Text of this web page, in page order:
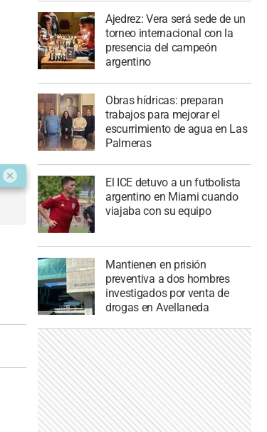
Ajedrez: Vera será sede de un
torneo internacional con la
presencia del campeón
argentino
Obras hídricas: preparan
trabajos para mejorar el
escurrimiento de agua en Las
Palmeras
El ICE detuvo a un futbolista
argentino en Miami cuando
viajaba con su equipo
Mantienen en prisión
preventiva a dos hombres
investigados por venta de
drogas en Avellaneda